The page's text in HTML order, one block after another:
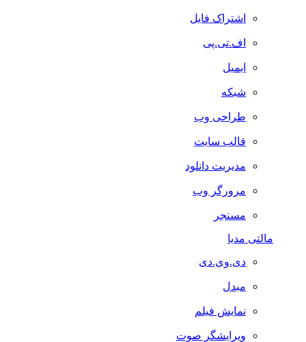
اشتراک فایل
اف.تی.پی
ایمیل
شبکه
طراحی وب
قالب سایت
مدیریت دانلود
مرورگر وب
مسنجر
مالتی مدیا
دی.وی.دی
مبدل
نمایش فیلم
ویرایشگر صوت